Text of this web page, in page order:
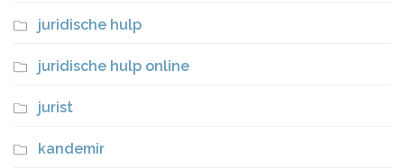
juridische hulp
juridische hulp online
jurist
kandemir